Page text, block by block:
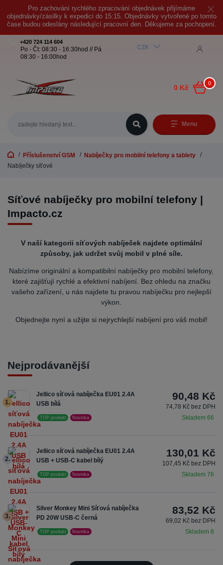
Pro zachování rychlého zpracování objednávek přijímáme
objednávky/zásilky k expedici do 15:15. Objednávky vytvořené po tomto
čase budou odeslány následující pracovní den. Děkujeme za pochopení.
Menu
CZK
+420 724 114 604
Po - Čt: 08:30 - 16:30hod // Pá
08:30 - 16:00hod
0
0 Kč
Příslušenství GSM
Nabíječky pro mobilní telefony a tablety
Nabíječky síťové
Síťové nabíječky pro mobilní telefony |
Impacto.cz
V naší kategorii síťových nabíječek najdete optimální
způsoby, jak udržet svůj mobil v plné síle.
Nabízíme originální a kompatibilní nabíječky pro mobilní telefony,
které zajišťují rychlé a efektivní nabíjení. Bez ohledu na značku
vašeho zařízení, u nás najdete tu pravou nabíječku pro nejlepší
výkon.
Objednejte nyní a užijte si nejrychlejší nabíjení pro váš mobil!
Nejprodávanější
1.
Jellico síťová nabíječka EU01 2.4A
USB bílá
Skladem 66
TOP produkt Novinka
90,48 Kč
74,78 Kč bez DPH
2.
Jellico síťová nabíječka EU01 2.4A
USB + USB-C kabel bílý
Skladem 76
TOP produkt Novinka
130,01 Kč
107,45 Kč bez DPH
3.
Silver Monkey Mini Síťová nabíječka
PD 20W USB-C černá
Skladem 8
TOP produkt Novinka
83,52 Kč
69,02 Kč bez DPH